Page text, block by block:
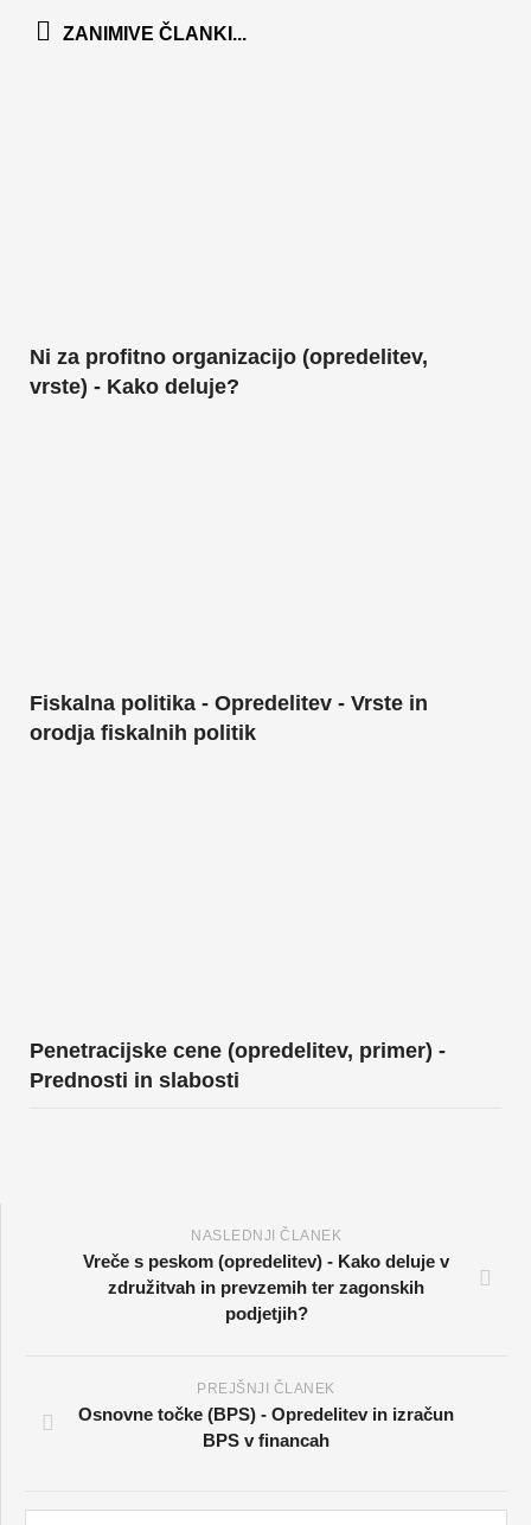
ZANIMIVE ČLANKI...
Ni za profitno organizacijo (opredelitev,
vrste) - Kako deluje?
Fiskalna politika - Opredelitev - Vrste in
orodja fiskalnih politik
Penetracijske cene (opredelitev, primer) -
Prednosti in slabosti
NASLEDNJI ČLANEK
Vreče s peskom (opredelitev) - Kako deluje v
združitvah in prevzemih ter zagonskih
podjetjih?
PREJŠNJI ČLANEK
Osnovne točke (BPS) - Opredelitev in izračun
BPS v financah